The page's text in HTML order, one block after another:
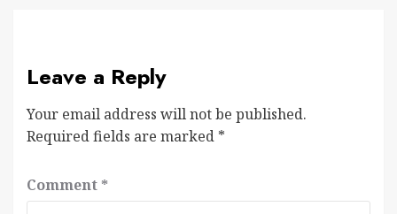
Leave a Reply
Your email address will not be published.
Required fields are marked *
Comment *